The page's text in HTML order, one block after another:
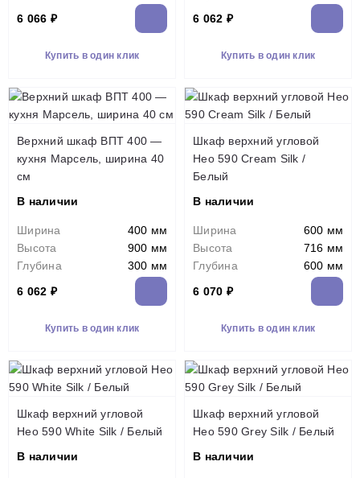
6 066 ₽
Купить в один клик
6 062 ₽
Купить в один клик
Верхний шкаф ВПТ 400 —
кухня Марсель, ширина 40
см
В наличии
Ширина
400 мм
Высота
900 мм
Глубина
300 мм
6 062 ₽
Купить в один клик
Шкаф верхний угловой
Нео 590 Cream Silk /
Белый
В наличии
Ширина
600 мм
Высота
716 мм
Глубина
600 мм
6 070 ₽
Купить в один клик
Шкаф верхний угловой
Нео 590 White Silk / Белый
В наличии
Шкаф верхний угловой
Нео 590 Grey Silk / Белый
В наличии